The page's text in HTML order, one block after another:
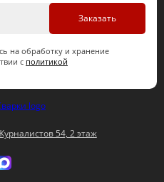
Заказать
на обработку и хранение
с политикой
54, 2 этаж